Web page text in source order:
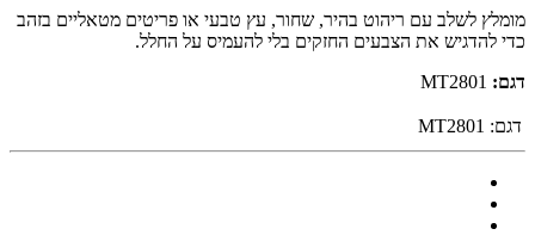
מומלץ לשלב עם ריהוט בהיר, שחור, עץ טבעי או פריטים מטאליים בזהב
כדי להדגיש את הצבעים החזקים בלי להעמיס על החלל.
דגם:
דגם: MT2801